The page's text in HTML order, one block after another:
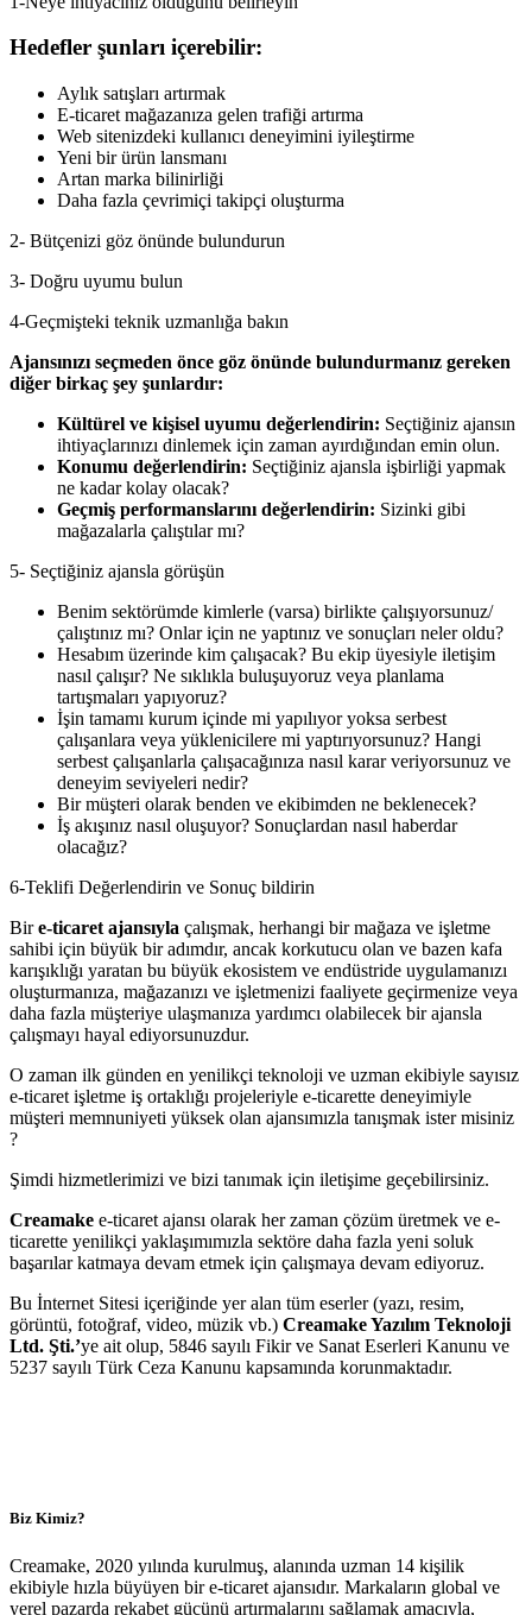
Hedefler şunları içerebilir:
Aylık satışları artırmak
E-ticaret mağazanıza gelen trafiği artırma
Web sitenizdeki kullanıcı deneyimini iyileştirme
Yeni bir ürün lansmanı
Artan marka bilinirliği
Daha fazla çevrimiçi takipçi oluşturma
2- Bütçenizi göz önünde bulundurun
3- Doğru uyumu bulun
4-Geçmişteki teknik uzmanlığa bakın
Ajansınızı seçmeden önce göz önünde bulundurmanız gereken
diğer birkaç şey şunlardır:
Kültürel ve kişisel uyumu değerlendirin: Seçtiğiniz ajansın
ihtiyaçlarınızı dinlemek için zaman ayırdığından emin olun.
Konumu değerlendirin: Seçtiğiniz ajansla işbirliği yapmak
ne kadar kolay olacak?
Geçmiş performanslarını değerlendirin: Sizinki gibi
mağazalarla çalıştılar mı?
5- Seçtiğiniz ajansla görüşün
Benim sektörümde kimlerle (varsa) birlikte çalışıyorsunuz/
çalıştınız mı? Onlar için ne yaptınız ve sonuçları neler oldu?
Hesabım üzerinde kim çalışacak? Bu ekip üyesiyle iletişim
nasıl çalışır? Ne sıklıkla buluşuyoruz veya planlama
tartışmaları yapıyoruz?
İşin tamamı kurum içinde mi yapılıyor yoksa serbest
çalışanlara veya yüklenicilere mi yaptırıyorsunuz? Hangi
serbest çalışanlarla çalışacağınıza nasıl karar veriyorsunuz ve
deneyim seviyeleri nedir?
Bir müşteri olarak benden ve ekibimden ne beklenecek?
İş akışınız nasıl oluşuyor? Sonuçlardan nasıl haberdar
olacağız?
6-Teklifi Değerlendirin ve Sonuç bildirin
Bire-ticaret ajansıyla çalışmak, herhangi bir mağaza ve işletme
sahibi için büyük bir adımdır, ancak korkutucu olan ve bazen kafa
karışıklığı yaratan bu büyük ekosistem ve endüstride uygulamanızı
oluşturmanıza, mağazanızı ve işletmenizi faaliyete geçirmenize veya
daha fazla müşteriye ulaşmanıza yardımcı olabilecek bir ajansla
çalışmayı hayal ediyorsunuzdur.
O zaman ilk günden en yenilikçi teknoloji ve uzman ekibiyle sayısız
e-ticaret işletme iş ortaklığı projeleriyle e-ticarette deneyimiyle
müşteri memnuniyeti yüksek olan ajansımızla tanışmak ister misiniz
?
Şimdi hizmetlerimizi ve bizi tanımak için iletişime geçebilirsiniz.
Creamake e-ticaret ajansı olarak her zaman çözüm üretmek ve e-
ticarette yenilikçi yaklaşımımızla sektöre daha fazla yeni soluk
başarılar katmaya devam etmek için çalışmaya devam ediyoruz.
Bu İnternet Sitesi içeriğinde yer alan tüm eserler (yazı, resim,
görüntü, fotoğraf, video, müzik vb.) Creamake Yazılım Teknoloji
Ltd. Şti.’ye ait olup, 5846 sayılı Fikir ve Sanat Eserleri Kanunu ve
5237 sayılı Türk Ceza Kanunu kapsamında korunmaktadır.
Biz Kimiz?
Creamake, 2020 yılında kurulmuş, alanında uzman 14 kişilik
ekibiyle hızla büyüyen bir e-ticaret ajansıdır. Markaların global ve
yerel pazarda rekabet gücünü artırmalarını sağlamak amacıyla,